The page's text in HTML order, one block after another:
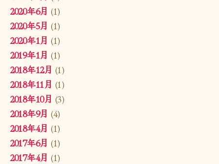
2020年6月 (1)
2020年5月 (1)
2020年1月 (1)
2019年1月 (1)
2018年12月 (1)
2018年11月 (1)
2018年10月 (3)
2018年9月 (4)
2018年4月 (1)
2017年6月 (1)
2017年4月 (1)